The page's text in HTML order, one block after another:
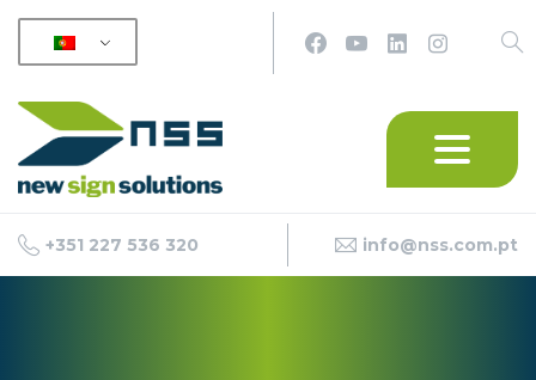
+351 227 536 320 info@nss.com.pt